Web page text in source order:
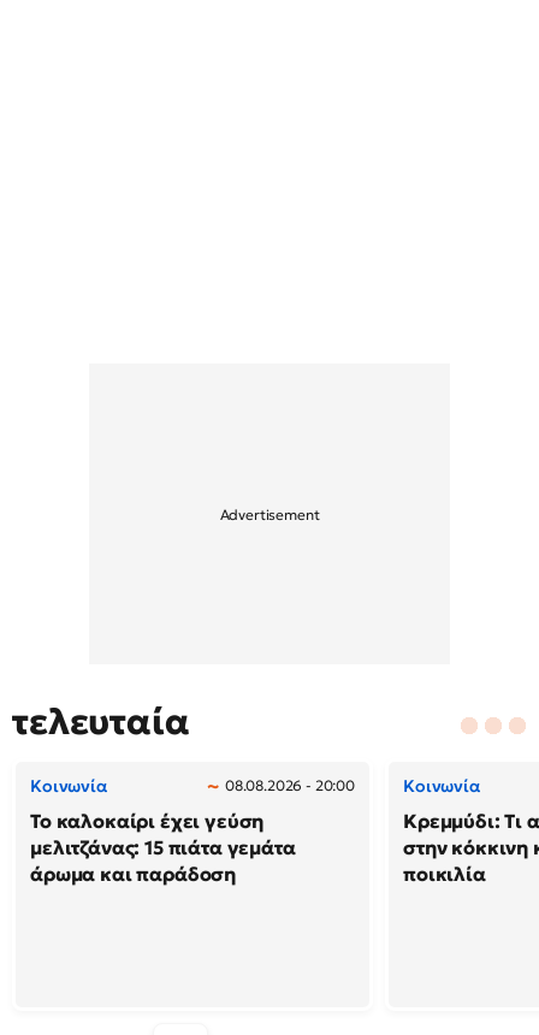
τελευταία
Κοινωνία 08.08.2026 - 20:00
Το καλοκαίρι έχει γεύση
μελιτζάνας: 15 πιάτα γεμάτα
άρωμα και παράδοση
Κοινωνία
Κρεμμύδι: Τι
στην κόκκινη
ποικιλία